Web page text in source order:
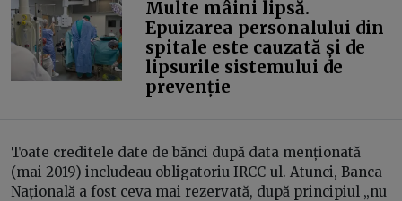
Multe mâini lipsă.
Epuizarea personalului din
spitale este cauzată și de
lipsurile sistemului de
prevenție
Toate creditele date de bănci după data menționată
(mai 2019) includeau obligatoriu IRCC-ul. Atunci, Banca
Națională a fost ceva mai rezervată, după principiul „nu